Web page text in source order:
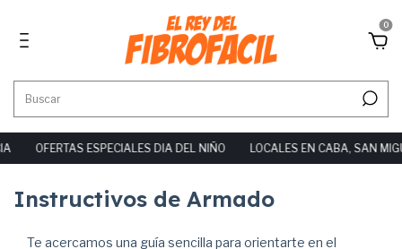
0
DIA DEL NIÑO LOCALES EN CABA, SAN MIGUEL Y MORÓN
Instructivos de Armado
Te acercamos una guía sencilla para orientarte en el